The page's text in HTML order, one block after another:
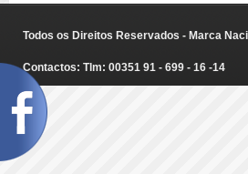
Todos os Direitos Reservados - Marca
Contactos: Tlm: 00351 91 - 699 - 16 -14